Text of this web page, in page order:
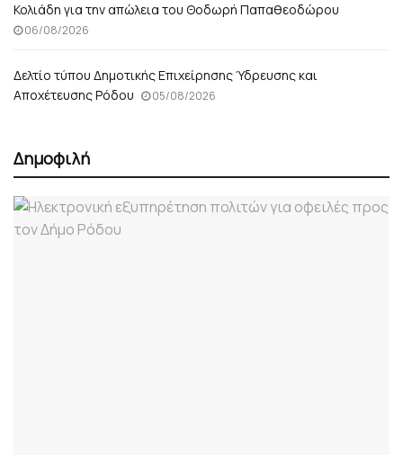
Κολιάδη για την απώλεια του Θοδωρή Παπαθεοδώρου
06/08/2026
Δελτίο τύπου Δημοτικής Επιχείρησης Ύδρευσης και
Αποχέτευσης Ρόδου
05/08/2026
Δημοφιλή